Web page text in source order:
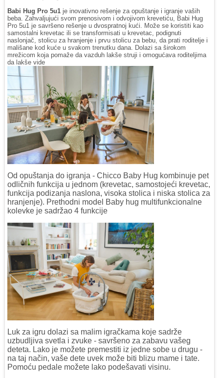
Babi Hug Pro 5u1 je inovativno rešenje za opuštanje i igranje vaših
beba. Zahvaljujući svom prenosivom i odvojivom krevetiću, Babi Hug
Pro 5u1 je savršeno rešenje u dvospratnoj kući. Može se koristiti kao
samostalni krevetac ili se transformisati u krevetac, podignuti
naslonjač, stolicu za hranjenje i prvu stolicu za bebu, da prati roditelje i
mališane kod kuće u svakom trenutku dana. Dolazi sa širokom
mrežicom koja pomaže da vazduh lakše struji i omogućava roditeljima
da lakše vide
Od opuštanja do igranja - Chicco Baby Hug kombinuje pet
odličnih funkcija u jednom (krevetac, samostojeći krevetac,
funkcija podizanja naslona, visoka stolica i niska stolica za
hranjenje). Prethodni model Baby hug multifunkcionalne
kolevke je sadržao 4 funkcije
Luk za igru dolazi sa malim igračkama koje sadrže
uzbudljiva svetla i zvuke - savršeno za zabavu vašeg
deteta. Lako je možete premestiti iz jedne sobe u drugu -
na taj način, vaše dete uvek može biti blizu mame i tate.
Pomoću pedale možete lako podešavati visinu.